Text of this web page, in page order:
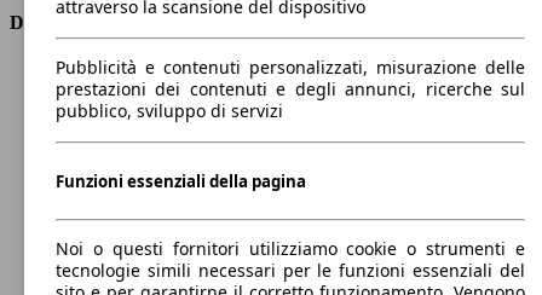
Dimensioni
Lunghezza
4600 mm
Altezza
1740 mm
Larghezza
Peso massimo
-
Sedili
5
Carico sul tetto
-
attraverso la scansione del dispositivo
Pubblicità e contenuti personalizzati, misurazione delle
prestazioni dei contenuti e degli annunci, ricerche sul
pubblico, sviluppo di servizi
Funzioni essenziali della pagina
Noi o questi fornitori utilizziamo cookie o strumenti e
tecnologie simili necessari per le funzioni essenziali del